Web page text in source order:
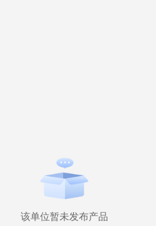
该单位暂未发布产品